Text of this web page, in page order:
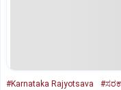
#Karnataka Rajyotsava